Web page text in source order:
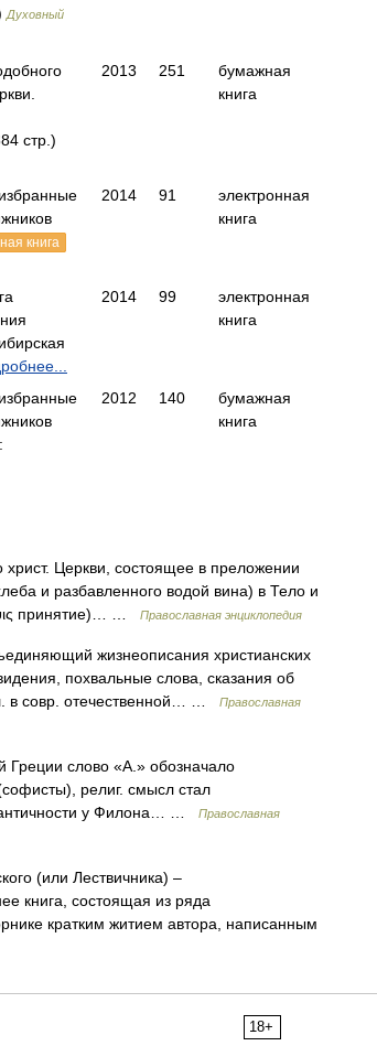
Духовный
стр.)
2013 251
бумажная
книга
книга
2014 91
электронная
книга
2014 99
электронная
книга
2012 140
бумажная
книга
христ. Церкви, состоящее в преложении
и разбавленного водой вина) в Тело и
принятие)… …
Православная энциклопедия
жизнеописания христианских
похвальные слова, сказания об
в совр. отечественной… …
Православная
Греции слово «А.» обозначало
религ. смысл стал
античности у Филона… …
Православная
(или Лествичника) –
книга, состоящая из ряда
кратким житием автора, написанным
18+